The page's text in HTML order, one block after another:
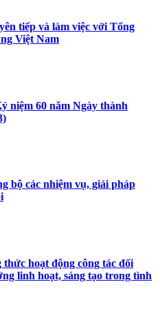
tiếp và làm việc với Tổng
Việt Nam
niệm 60 năm Ngày thành
bộ các nhiệm vụ, giải pháp
hoạt động công tác đối
linh hoạt, sáng tạo trong tình